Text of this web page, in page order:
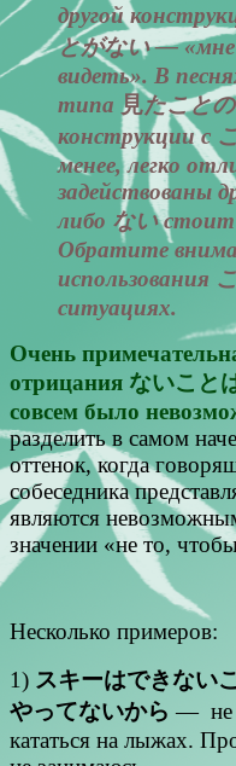
другой
とがない — «мне
видеть». В
типа 見たこと
конструкции с
менее, легко
задействованы
либо ない
Обратите
использования
ситуациях.
Очень
отрицания ないこと
совсем было
разделить в самом
оттенок, когда
собеседника
являются
значении «не то,
Несколько примеров:
1) スキーはできない
やってないから — не
кататься на лыжах.